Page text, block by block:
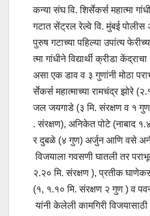
कन्या संघ वि. शिर्सेकर्स महात्मा
गटात सेंट्रल रेल्वे वि. मुंबई
पुरुष गटाच्या पहिल्या उपांत्य
त्मा गांधीने विद्यार्थी क्रीडा
असा एक डाव व ३ गुणांनी मोठा
र्सेकर्स महात्माच्या रामचंद्र झोरे
जल जयगाडे (३ मि. संरक्षण व १
. संरक्षण), अनिकेत पोटे (नाबाद
र दुबळे (४ गुण) अर्जुन आणि वसे
विजयाला गवसणी घातली तर
२.२० मि. संरक्षण ), प्रतीक घाणेकर
(१, १.१० मि. संरक्षण २ गुण ) व
यांनी केलेली कामगिरी